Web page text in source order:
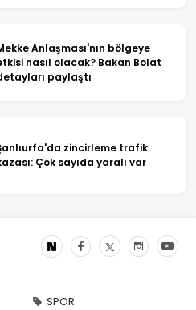
Anlaşması'nın bölgeye
nasıl olacak? Bakan Bolat
paylaştı
zincirleme trafik
Çok sayıda yaralı var
SPOR